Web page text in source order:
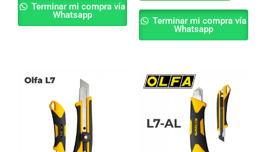
Terminar mi compra vía
Whatsapp
Terminar mi compra vía
Whatsapp